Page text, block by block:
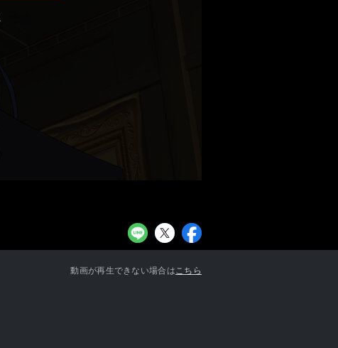
動画が再生できない場合はこちら